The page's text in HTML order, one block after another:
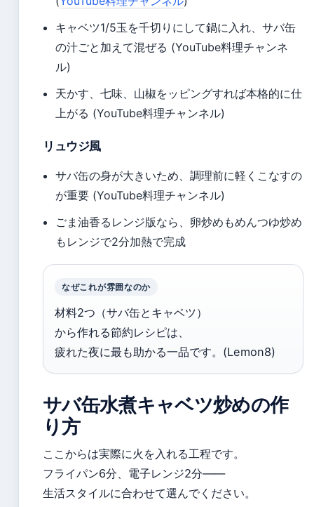
キャベツ1/5玉を千切りにして鍋に入れ、サバ缶
の汁ごと加えて混ぜる (YouTube料理チャンネ
ル)
天かす、七味、山椒をッピングすれば本格的に仕
上がる (YouTube料理チャンネル)
リュウジ風
サバ缶の身が大きいため、調理前に軽くこなすの
が重要 (YouTube料理チャンネル)
ごま油香るレンジ版なら、卵炒めもめんつゆ炒め
もレンジで2分加熱で完成
なぜこれが雰囲なのか
材料2つ（サバ缶とキャベツ）
から作れる節約レシピは、
疲れた夜に最も助かる一品です。(Lemon8)
サバ缶水煮キャベツ炒めの作
り方
ここからは実際に火を入れる工程です。
フライパン6分、電子レンジ2分——
生活スタイルに合わせて選んでください。